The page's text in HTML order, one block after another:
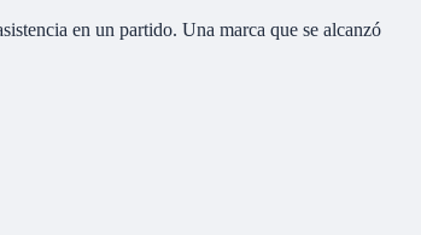
en un partido. Una marca que se alcanzó